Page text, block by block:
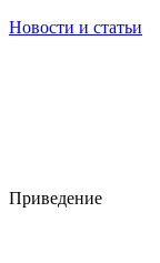
Новости и статьи
Приведение